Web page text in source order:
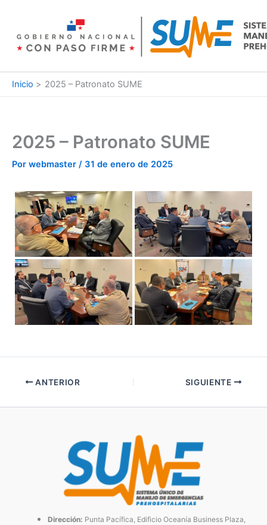
contenido
Inicio 2025 – Patronato SUME
2025 – Patronato SUME
Por webmaster / 31 de enero de 2025
ANTERIOR SIGUIENTE
Dirección: Punta Pacífica, Edificio Oceanía Business Plaza,